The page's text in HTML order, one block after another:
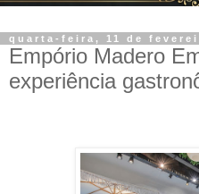
quarta-feira, 11 de
Empório Madero
experiência